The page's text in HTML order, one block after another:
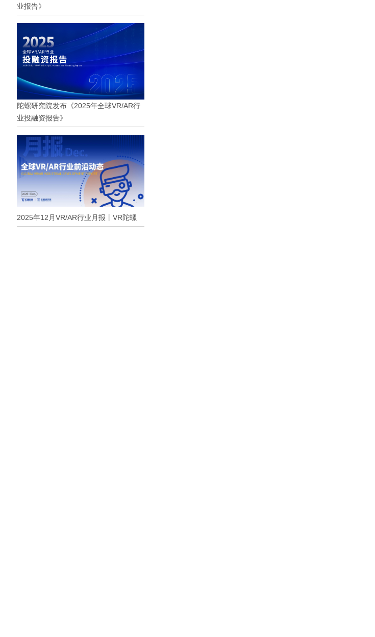
业报告》
陀螺研究院发布《2025年全球VR/AR行
业投融资报告》
2025年12月VR/AR行业月报丨VR陀螺